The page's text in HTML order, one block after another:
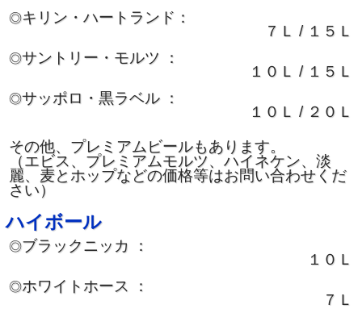
◎キリン・ハートランド：
７Ｌ / １５Ｌ
◎サントリー・モルツ ：
１０Ｌ / １５Ｌ
◎サッポロ・黒ラベル ：
１０Ｌ / ２０Ｌ
その他、プレミアムビールもあります。
（エビス、プレミアムモルツ、ハイネケン、淡
麗、麦とホップなどの価格等はお問い合わせくだ
さい）
ハイボール
◎ブラックニッカ ：
１０Ｌ
◎ホワイトホース ：
７Ｌ